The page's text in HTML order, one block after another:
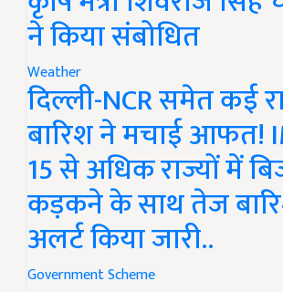
ने किया संबोधित
Weather
दिल्ली-NCR समेत कई
बारिश ने मचाई आफत!
15 से अधिक राज्यों में
कड़कने के साथ तेज
अलर्ट किया जारी..
Government Scheme